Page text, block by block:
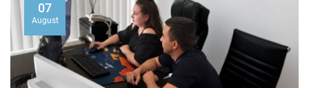
07
August